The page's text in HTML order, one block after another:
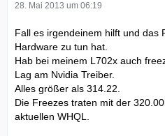
28. Mai 2013 um 06:19
Fall es irgendeinem hilft und das
Hardware zu tun hat.
Hab bei meinem L702x auch
Lag am Nvidia Treiber.
Alles größer als 314.22.
Die Freezes traten mit der
aktuellen WHQL.